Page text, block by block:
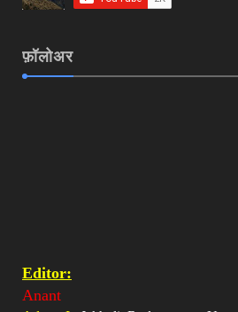
फ़ॉलोअर
Editor:
Anant